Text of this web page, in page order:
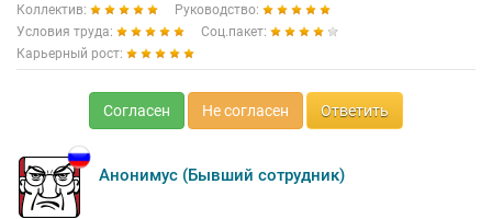
Коллектив:
Руководство:
Условия труда:
Соц.пакет:
Карьерный рост:
Согласен Не согласен Ответить
Анонимус (Бывший сотрудник)